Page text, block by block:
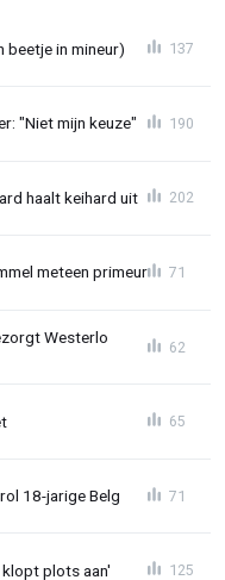
beetje in mineur) 137
"Niet mijn keuze" 190
haalt keihard uit 202
meteen primeur 71
Westerlo
62
65
18-jarige Belg 71
plots aan' 125